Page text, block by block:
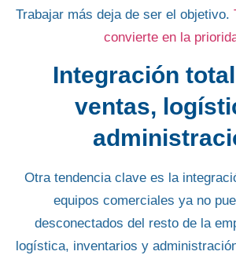
Trabajar más deja de ser el objetivo.
convierte en la
Integración
ventas,
Otra tendencia clave es la
equipos comerciales ya no
desconectados del resto de la
logística, inventarios y